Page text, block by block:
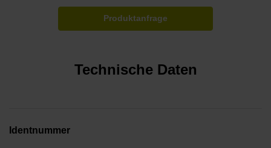
Produktanfrage
Technische Daten
Identnummer